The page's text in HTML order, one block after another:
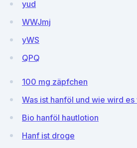
yud
WWJmj
yWS
QPQ
100 mg zäpfchen
Was ist hanföl und wie wird
Bio hanföl hautlotion
Hanf ist droge